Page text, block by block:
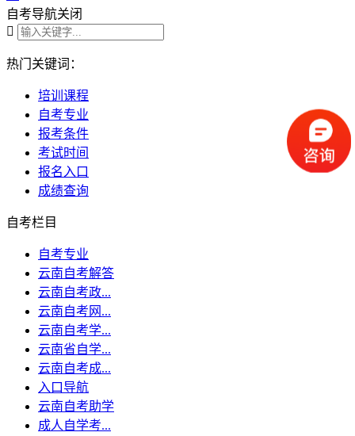
自考导航关闭

热门关键词：
培训课程
自考专业
报考条件
考试时间
报名入口
成绩查询
自考栏目
自考专业
云南自考解答
云南自考政...
云南自考网...
云南自考学...
云南省自学...
云南自考成...
入口导航
云南自考助学
成人自学考...